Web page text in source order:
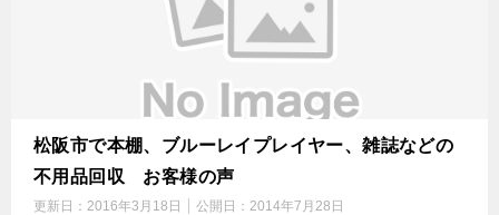
松阪市で本棚、ブルーレイプレイヤー、雑誌などの
不用品回収 お客様の声
更新日： 2016年3月18日 公開日： 2014年7月28日